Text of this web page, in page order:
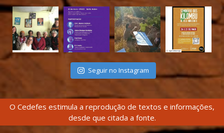
Seguir no Instagram
O Cedefes estimula a reprodução de textos e informações,
desde que citada a fonte.